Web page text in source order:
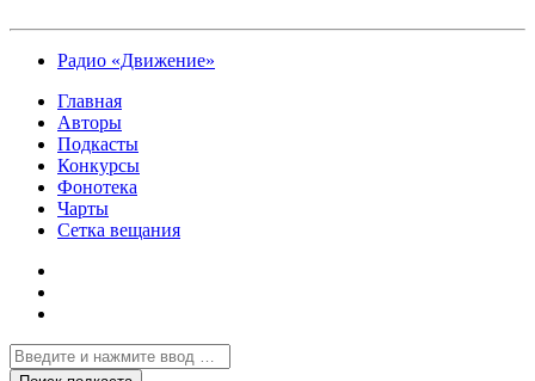
Радио «Движение»
Главная
Авторы
Подкасты
Конкурсы
Фонотека
Чарты
Сетка вещания